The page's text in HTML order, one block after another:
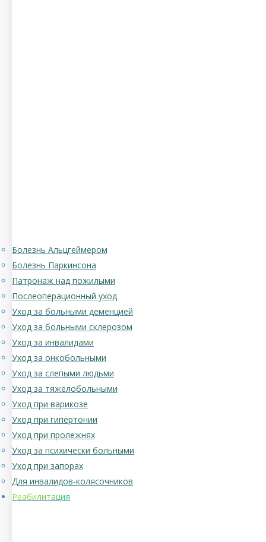
Болезнь Альцгеймером
Болезнь Паркинсона
Патронаж над пожилыми
Послеоперационный уход
Уход за больными деменцией
Уход за больными склерозом
Уход за инвалидами
Уход за онкобольными
Уход за слепыми людьми
Уход за тяжелобольными
Уход при варикозе
Уход при гипертонии
Уход при пролежнях
Уход за психически больными
Уход при запорах
Для инвалидов-колясочников
Реабилитация